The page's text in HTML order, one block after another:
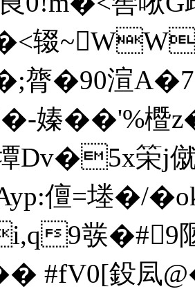
�<辍
膂�90渲
嫀��'%櫭
Dv�5x筞j
儃=堘�/
9彂�#9陿
#fV0[鈠凨